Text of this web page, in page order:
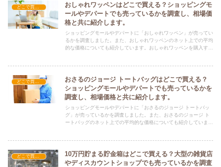
どこで買える？-雑貨
おしゃれワッペンはどこで買える？ショッピングモ
ールやデパートでも売っているかを調査し、相場価
格と共に紹介します。
ショッピングモールやデパートに「おしゃれワッペン」が売ってい
るかを調査しました。また、おしゃれワッペンのネット上での平均
的な価格についても紹介しています。おしゃれワッペンを購入する
おさるのジョージ トートバッグはどこで買える？
ショッピングモールやデパートでも売っているかを
調査し、相場価格と共に紹介します。
ショッピングモールやデパートに「おさるのジョージ トートバッ
グ」が売っているかを調査しました。また、おさるのジョージ ト
ートバッグのネット上での平均的な価格についても紹介していま
10万円貯まる貯金箱はどこで買える？大型の雑貨店
やディスカウントショップでも売っているかを調査